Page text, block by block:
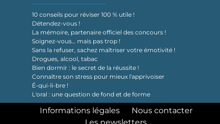
10 conseils pour réviser 100 % utile !
Détendez-vous !
La mémoire, partenaire officiel des concours !
Soignez-vous… mais pas trop !
Sans la refuser, sachez maîtriser votre émotivité !
Drogues, alcool, tabac
Bien dormir : le secret de la réussite !
Connaître son stress pour mieux l'apprivoiser
É-qui-li-bre !
L'oral : une question de fond et de forme
Informations légales
Nous contacter